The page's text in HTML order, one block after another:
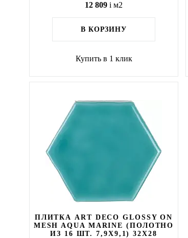
12 809 i м2
В КОРЗИНУ
Купить в 1 клик
ПЛИТКА ART DECO GLOSSY ON
MESH AQUA MARINE (ПОЛОТНО
ИЗ 16 ШТ. 7,9X9,1) 32X28